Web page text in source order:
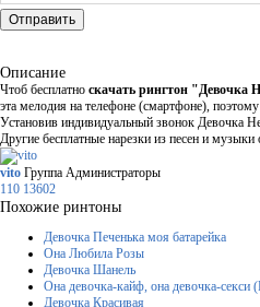
Отправить
Описание
Чтоб бесплатно скачать рингтон "Девочка
эта мелодия на телефоне (смартфоне),
Установив индивидуальный звонок Девочка
Другие бесплатные нарезки из песен и музыки
vito Группа Администраторы
110 13602
Похожие ринтоны
Девочка Печенька моя батарейка
Она Любила Розы
Девочка Шанель
Она девочка-кайф, она девочка-секси
Девочка Красивая